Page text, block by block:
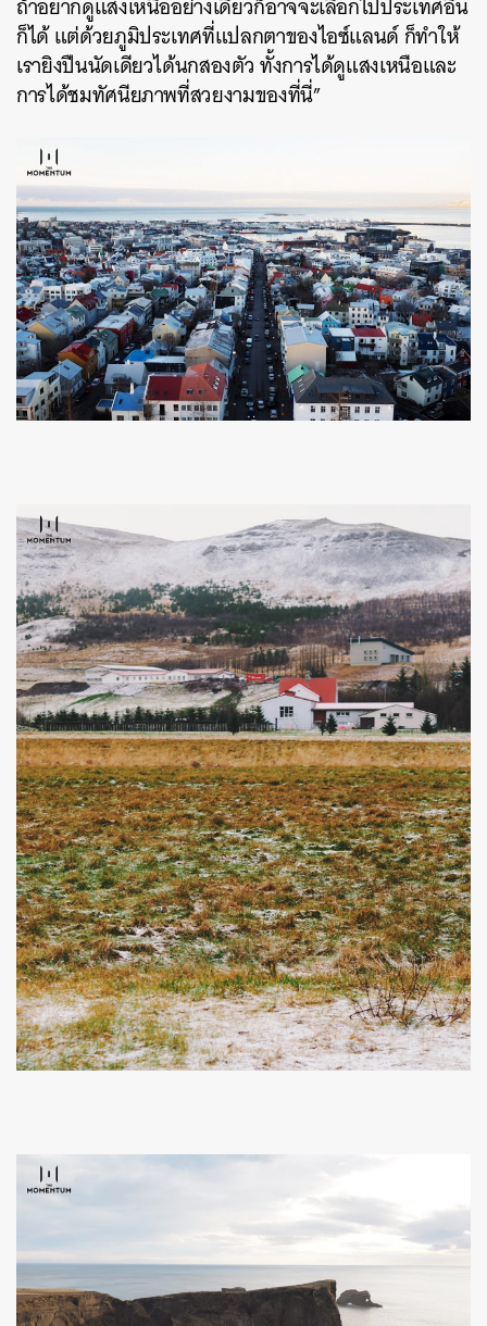
ก็ได้ แต่ด้วยภูมิประเทศที่แปลกตาของไอซ์แลนด์ ก็ทำให้
เรายิงปืนนัดเดียวได้นกสองตัว ทั้งการได้ดูแสงเหนือและ
การได้ชมทัศนียภาพที่สวยงามของที่นี่”
ค้นหา
SHARE TWEET